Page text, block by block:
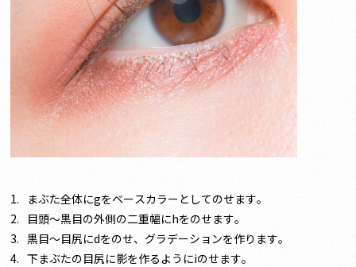
まぶた全体にgをベースカラーとしてのせます。
目頭〜黒目の外側の二重幅にhをのせます。
黒目〜目尻にdをのせ、グラデーションを作ります。
下まぶたの目尻に影を作るようにiのせます。